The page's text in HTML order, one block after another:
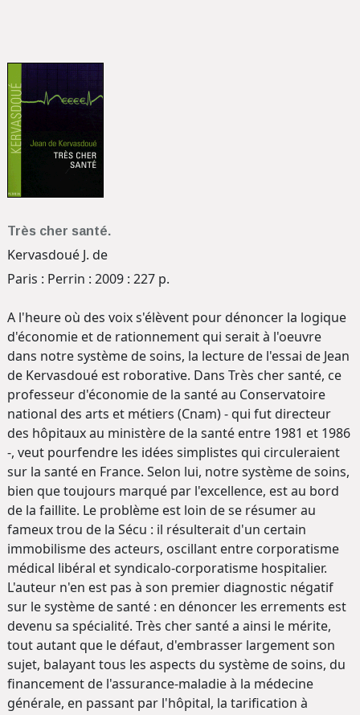
Très cher santé.
Kervasdoué J. de
Paris : Perrin : 2009 : 227 p.
A l'heure où des voix s'élèvent pour dénoncer la logique
d'économie et de rationnement qui serait à l'oeuvre
dans notre système de soins, la lecture de l'essai de Jean
de Kervasdoué est roborative. Dans Très cher santé, ce
professeur d'économie de la santé au Conservatoire
national des arts et métiers (Cnam) - qui fut directeur
des hôpitaux au ministère de la santé entre 1981 et 1986
-, veut pourfendre les idées simplistes qui circuleraient
sur la santé en France. Selon lui, notre système de soins,
bien que toujours marqué par l'excellence, est au bord
de la faillite. Le problème est loin de se résumer au
fameux trou de la Sécu : il résulterait d'un certain
immobilisme des acteurs, oscillant entre corporatisme
médical libéral et syndicalo-corporatisme hospitalier.
L'auteur n'en est pas à son premier diagnostic négatif
sur le système de santé : en dénoncer les errements est
devenu sa spécialité. Très cher santé a ainsi le mérite,
tout autant que le défaut, d'embrasser largement son
sujet, balayant tous les aspects du système de soins, du
financement de l'assurance-maladie à la médecine
générale, en passant par l'hôpital, la tarification à